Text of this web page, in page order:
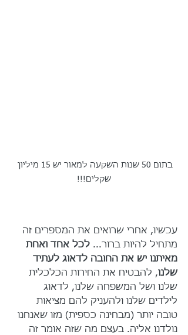
בתום 50 שנות השקעה למאור יש 15 מיליון
שקלים!!!
עכשיו, אחרי שרואים את המספרים זה
מתחיל להיות ברור... לכל אחד ואחת
מאיתנו יש את החובה לדאוג לעתיד
שלנו, להבטיח את החירות הכלכלית
שלנו ושל המשפחה שלנו, לדאוג
לילדים שלנו ולהעניק להם מציאות
טובה יותר (מבחינה כספית) מזו שאנחנו
נולדנו אליה. בעצם מה שזה אומר זה